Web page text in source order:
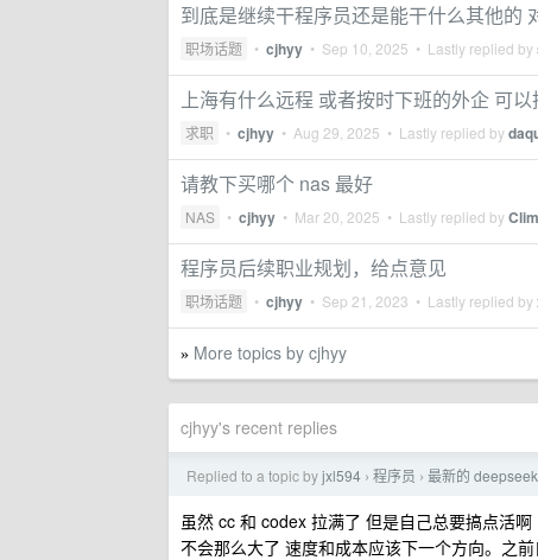
到底是继续干程序员还是能干什么其他的
职场话题 • cjhyy • Sep 10, 2025 • Lastly replied by
上海有什么远程 或者按时下班的外企 可
求职 • cjhyy • Aug 29, 2025 • Lastly replied by
请教下买哪个 nas 最好
NAS • cjhyy • Mar 20, 2025 • Lastly replied by
程序员后续职业规划，给点意见
职场话题 • cjhyy • Sep 21, 2023 • Lastly replied by
» More topics by cjhyy
cjhyy's recent replies
Replied to a topic byjxl594 › 程序员 › 最新的
虽然 cc 和 codex 拉满了 但是自己总要搞点活
不会那么大了 速度和成本应该下一个方向。之